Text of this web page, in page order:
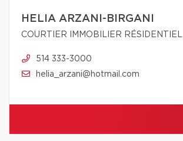
HELIA ARZANI-BIRGANI
COURTIER IMMOBILIER RÉSIDENTIEL
514 333-3000
helia_arzani@hotmail.com